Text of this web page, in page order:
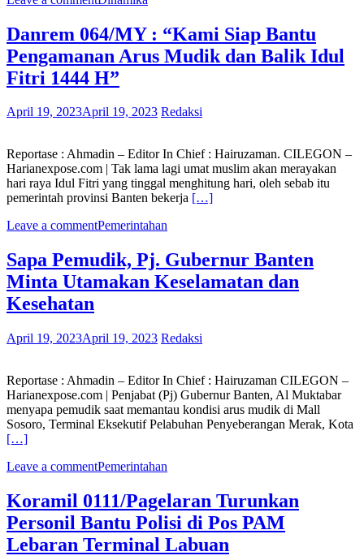
Danrem 064/MY : “Kami Siap Bantu
Pengamanan Arus Mudik dan Balik Idul
Fitri 1444 H”
April 19, 2023April 19, 2023 Redaksi
Reportase : Ahmadin – Editor In Chief : Hairuzaman. CILEGON –
Harianexpose.com | Tak lama lagi umat muslim akan merayakan
hari raya Idul Fitri yang tinggal menghitung hari, oleh sebab itu
pemerintah provinsi Banten bekerja […]
Leave a commentPemerintahan
Sapa Pemudik, Pj. Gubernur Banten
Minta Utamakan Keselamatan dan
Kesehatan
April 19, 2023April 19, 2023 Redaksi
Reportase : Ahmadin – Editor In Chief : Hairuzaman CILEGON –
Harianexpose.com | Penjabat (Pj) Gubernur Banten, Al Muktabar
menyapa pemudik saat memantau kondisi arus mudik di Mall
Sosoro, Terminal Eksekutif Pelabuhan Penyeberangan Merak, Kota
[…]
Leave a commentPemerintahan
Koramil 0111/Pagelaran Turunkan
Personil Bantu Polisi di Pos PAM
Lebaran Terminal Labuan